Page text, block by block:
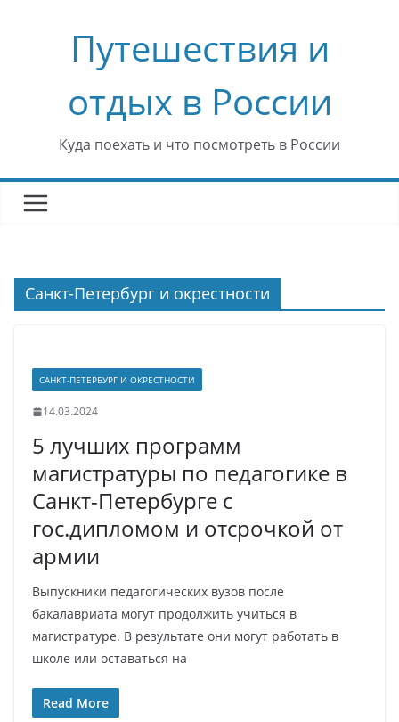
содержимомуПутешествия и
отдых в России
Куда поехать и что посмотреть в России
Санкт-Петербург и окрестности
САНКТ-ПЕТЕРБУРГ И ОКРЕСТНОСТИ
14.03.2024
5 лучших программ
магистратуры по педагогике в
Санкт-Петербурге с
гос.дипломом и отсрочкой от
армии
Выпускники педагогических вузов после
бакалавриата могут продолжить учиться в
магистратуре. В результате они могут работать в
школе или оставаться на
Read More